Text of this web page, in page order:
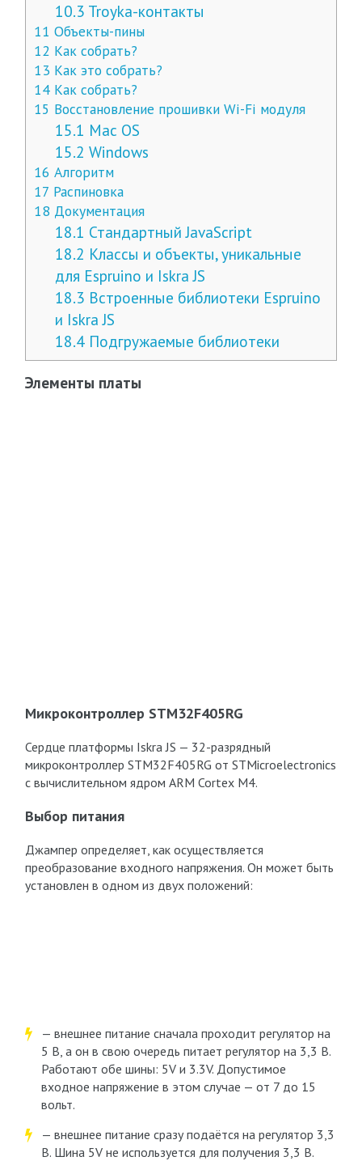
10.3 Troyka-контакты
11 Объекты-пины
12 Как собрать?
13 Как это собрать?
14Как собрать?
15 Восстановление прошивки Wi-Fi модуля
15.1 Mac OS
15.2 Windows
16 Алгоритм
17 Распиновка
18 Документация
18.1 Стандартный JavaScript
18.2 Классы и объекты, уникальные
для Espruino и Iskra JS
18.3 Встроенные библиотеки Espruino
и Iskra JS
18.4 Подгружаемые библиотеки
Элементы платы
Микроконтроллер STM32F405RG
Сердце платформы Iskra JS — 32-разрядный
микроконтроллер STM32F405RG от STMicroelectronics
с вычислительном ядром ARM Cortex M4.
Выбор питания
Джампер определяет, как осуществляется
преобразование входного напряжения. Он может быть
установлен в одном из двух положений:
— внешнее питание сначала проходит регулятор на
5 В, а он в свою очередь питает регулятор на 3,3 В.
Работают обе шины: 5V и 3.3V. Допустимое
входное напряжение в этом случае — от 7 до 15
вольт.
— внешнее питание сразу подаётся на регулятор 3,3
В. Шина 5V не используется для получения 3,3 В.